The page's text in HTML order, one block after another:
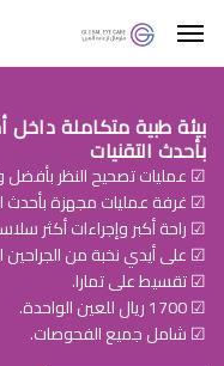
بيئة طبية متكاملة
بأحدث التقنيات
☑ عمليات تصحيح النظر بأفضل
☑ غرفة عمليات مجهزة بأحدث
☑ راحة أكبر وإجراءات أكثر
☑ على أيدي نخبة من
☑ تقسيط على تمارا.
☑ 1700 ريال للعين الواحدة.
☑ شامل جميع الفحوصات.